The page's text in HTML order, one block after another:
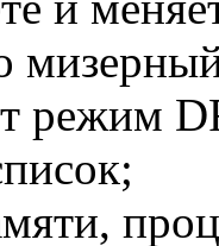
режим